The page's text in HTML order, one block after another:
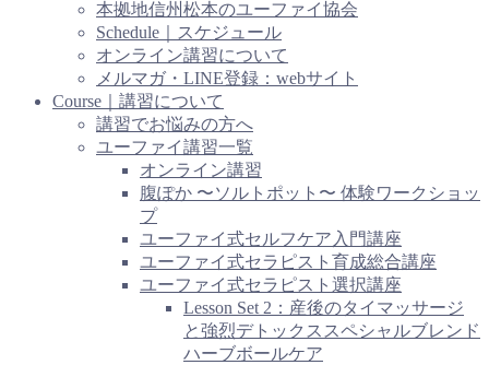
本拠地信州松本のユーファイ協会
Schedule｜スケジュール
オンライン講習について
メルマガ・LINE登録：webサイト
Course｜講習について
講習でお悩みの方へ
ユーファイ講習一覧
オンライン講習
腹ぽか 〜ソルトポット〜 体験ワークショッ
プ
ユーファイ式セルフケア入門講座
ユーファイ式セラピスト育成総合講座
ユーファイ式セラピスト選択講座
Lesson Set 2：産後のタイマッサージ
と強烈デトックススペシャルブレンド
ハーブボールケア